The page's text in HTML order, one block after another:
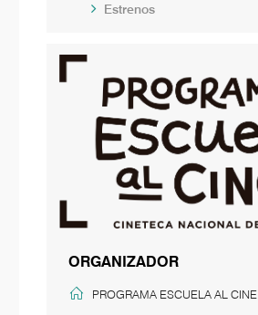
Estrenos
ORGANIZADOR
PROGRAMA ESCUELA AL CINE